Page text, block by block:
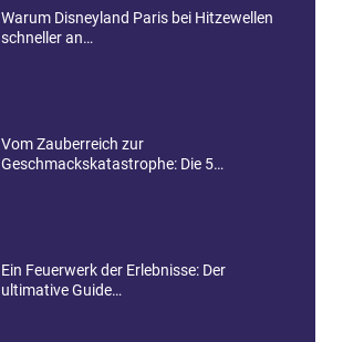
Warum Disneyland Paris bei Hitzewellen
schneller an…
Vom Zauberreich zur
Geschmackskatastrophe: Die 5…
Ein Feuerwerk der Erlebnisse: Der
ultimative Guide…